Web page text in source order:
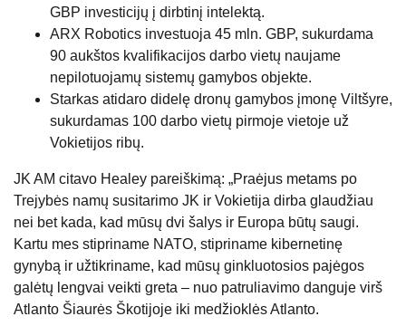
GBP investicijų į dirbtinį intelektą.
ARX ​​Robotics investuoja 45 mln. GBP, sukurdama
90 aukštos kvalifikacijos darbo vietų naujame
nepilotuojamų sistemų gamybos objekte.
Starkas atidaro didelę dronų gamybos įmonę Viltšyre,
sukurdamas 100 darbo vietų pirmoje vietoje už
Vokietijos ribų.
JK AM citavo Healey pareiškimą: „Praėjus metams po
Trejybės namų susitarimo JK ir Vokietija dirba glaudžiau
nei bet kada, kad mūsų dvi šalys ir Europa būtų saugi.
Kartu mes stipriname NATO, stipriname kibernetinę
gynybą ir užtikriname, kad mūsų ginkluotosios pajėgos
galėtų lengvai veikti greta – nuo ​​patruliavimo danguje virš
Atlanto Šiaurės Škotijoje iki medžioklės Atlanto.